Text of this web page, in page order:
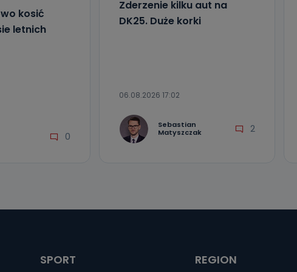
kosić
letnich
0
Zderzenie kilku aut na
DK25. Duże korki
06.08.2026 17:02
Sebastian
Matyszczak
2
SPORT REGION